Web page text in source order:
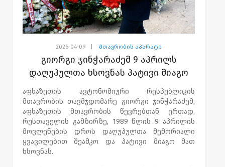
2026-04-09 მთავრობის აპარატი
გიორგი ჯინჭარაძემ 9 აპრილს
დაღუპულთა ხსოვნას პატივი მიაგო
აფხაზეთის ავტონომიური რესპუბლიკის
მთავრობის თავმჯდომარე გიორგი ჯინჭარაძემ,
აფხაზეთის მთავრობის წევრებთან ერთად,
რუსთაველის გამზირზე, 1989 წლის 9 აპრილის
მოვლენების დროს დაღუპულთა მემორიალი
ყვავილებით შეამკო და პატივი მიაგო მათ
ხსოვნას.